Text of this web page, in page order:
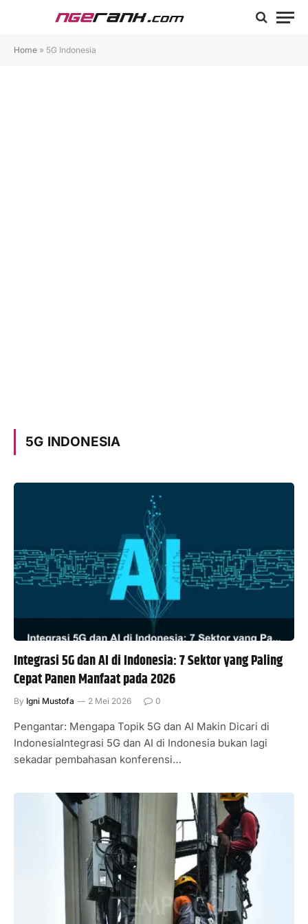
Home » 5G Indonesia
5G INDONESIA
Integrasi 5G dan AI di Indonesia: 7 Sektor yang Paling
Cepat Panen Manfaat pada 2026
By Igni Mustofa 2 Mei 2026 0
Pengantar: Mengapa Topik 5G dan AI Makin Dicari di
IndonesiaIntegrasi 5G dan AI di Indonesia bukan lagi
sekadar pembahasan konferensi…